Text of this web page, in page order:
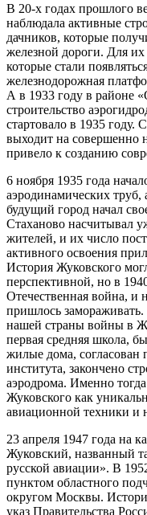
В 20-х годах прошлого
наблюдала активные
дачников, которые
железной дороги. Для
которые стали
железнодорожная
А в 1933 году в районе
строительство
стартовало в 1935 году.
выходит на совершенно
привело к созданию
6 ноября 1935 года
аэродинамических
будущий город начал
Стаханово насчитывал
жителей, и их число
активного освоения
История Жуковского
перспективной, но в
Отечественная война, и
пришлось
нашей страны войны в
первая средняя школа,
жилые дома, согласован
института, закончено
аэродрома. Именно
Жуковского как
авиационной техники и
23 апреля 1947 года на
Жуковский, названный
русской авиации». В
пунктом областного
округом Москвы.
указ Правительства